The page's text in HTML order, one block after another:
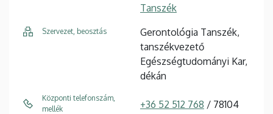
Tanszék
Szervezet, beosztás
Gerontológia Tanszék,
tanszékvezető
Egészségtudományi Kar,
dékán
Központi telefonszám,
mellék
+36 52 512 768 / 78104